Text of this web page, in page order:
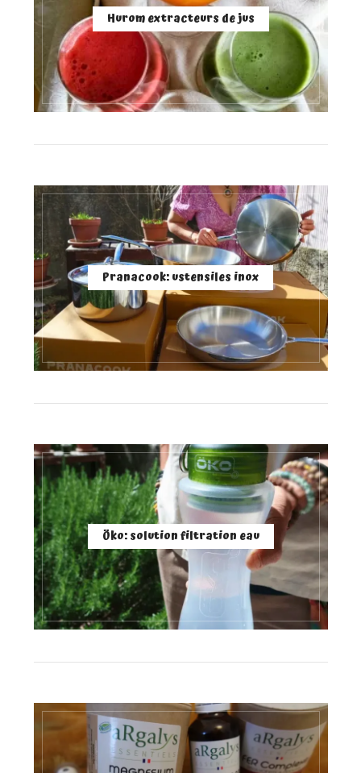
Hurom extracteurs de jus
Pranacook: ustensiles inox
Öko: solution filtration eau